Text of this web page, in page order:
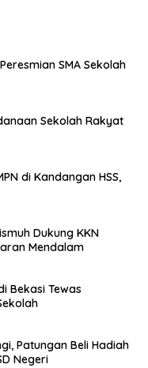
SMA Sekolah
Sekolah Rakyat
di Kandangan HSS,
Dukung KKN
Mendalam
Bekasi Tewas
Patungan Beli Hadiah
Negeri